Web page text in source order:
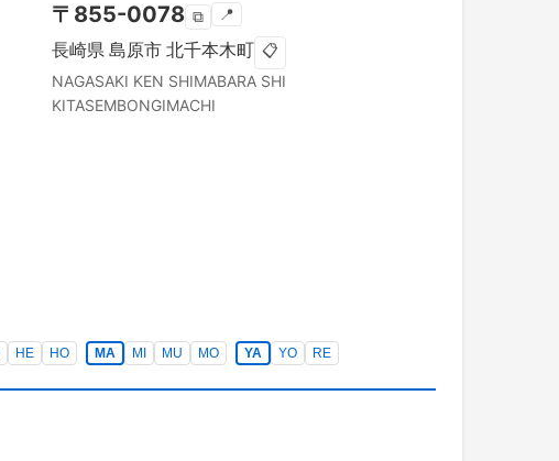
〒 855-0078 ⧉ 📍
長崎県 島原市 北千本木町 📋
NAGASAKI KEN SHIMABARA SHI
KITASEMBONGIMACHI
HE HO MA MI MU MO YA YO RE